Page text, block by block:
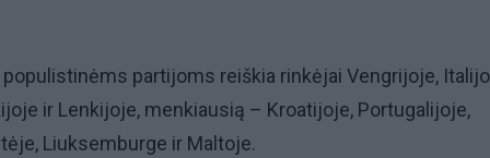
populistinėms partijoms reiškia rinkėjai Vengrijoje,
ir Lenkijoje, menkiausią – Kroatijoje, Portugalijoje,
Liuksemburge ir Maltoje.